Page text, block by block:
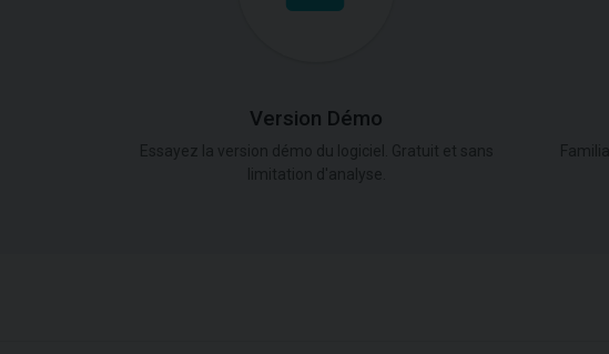
Version Démo